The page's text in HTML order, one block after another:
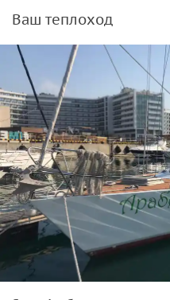
Ваш теплоход